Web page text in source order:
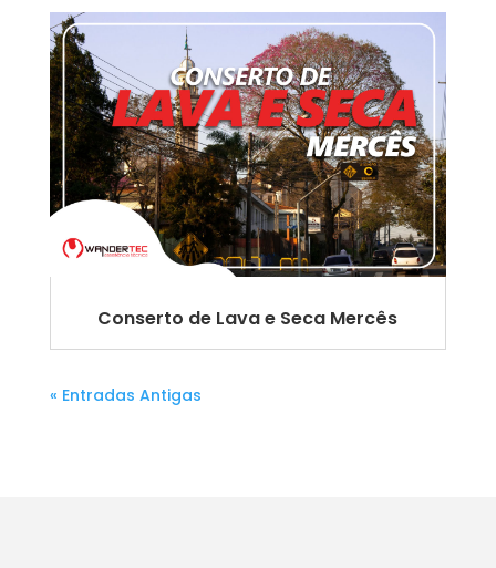
Conserto de Lava e Seca Mercês
« Entradas Antigas